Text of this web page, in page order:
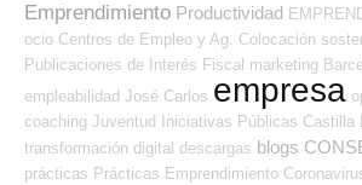
Emprendimiento Productividad
ocio Centros de Empleo y Ag. Colocación
Publicaciones de Interés Fiscal marketing
empleabilidad José Carlos empresa
coaching Juventud Iniciativas Públicas Castilla
transformación digital descargas blogs
prácticas Prácticas Emprendimiento